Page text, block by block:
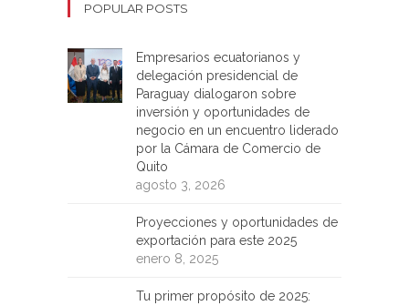
POPULAR POSTS
Empresarios ecuatorianos y
delegación presidencial de
Paraguay dialogaron sobre
inversión y oportunidades de
negocio en un encuentro liderado
por la Cámara de Comercio de
Quito
agosto 3, 2026
Proyecciones y oportunidades de
exportación para este 2025
enero 8, 2025
Tu primer propósito de 2025: